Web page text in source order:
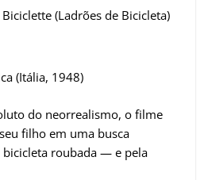
(Ladrões de Bicicleta)
(Itália, 1948)
do neorrealismo, o filme
filho em uma busca
bicicleta roubada — e pela